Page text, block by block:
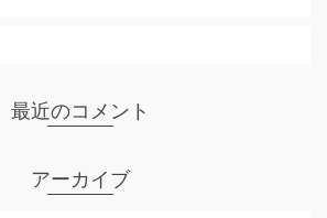
最近のコメント
アーカイブ